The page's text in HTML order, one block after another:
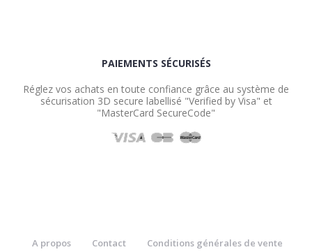
PAIEMENTS SÉCURISÉS
Réglez vos achats en toute confiance grâce au système de
sécurisation 3D secure labellisé "Verified by Visa" et
"MasterCard SecureCode"
A propos Contact Conditions générales de vente